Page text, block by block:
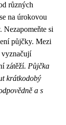
různých
na úrokovou
Nezapomeňte si
půjčky. Mezi
vyznačují
zátěží. Půjčka
krátkodobý
a s